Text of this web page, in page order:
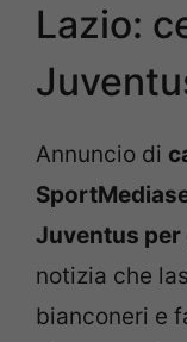
Lazio:
Annuncio di
Juventus per
notizia che
bianconeri e